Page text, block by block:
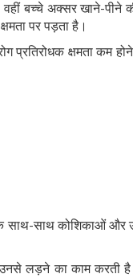
वहीं बच्चे अक्सर खाने-पीने
पर पड़ता है।
प्रतिरोधक क्षमता कम
के साथ-साथ कोशिकाओं
उनसे लड़ने का काम करती